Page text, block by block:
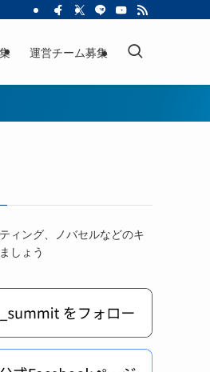
運営チーム募集
ィング、ノバセルなどのキ
しょう